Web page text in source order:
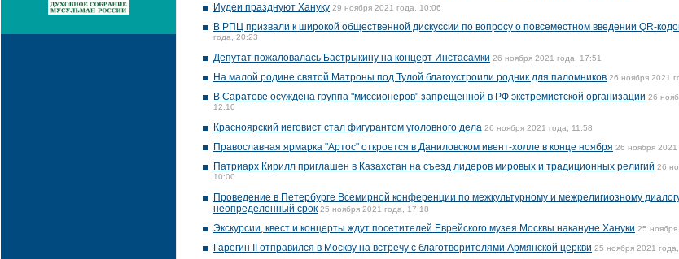
Иудеи празднуют Хануку 29 ноября 2021 года, 10:06
В РПЦ призвали к широкой общественной дискуссии по вопросу о повсеместном введении QR-
года, 20:23
Депутат пожаловалась Бастрыкину на концерт Инстасамки 26 ноября 2021 года, 17:51
На малой родине святой Матроны под Тулой благоустроили родник для паломников 26 ноября 2021
В Саратове осуждена группа "миссионеров" запрещенной в РФ экстремистской организации 26
12:10
Красноярский иеговист стал фигурантом уголовного дела 26 ноября 2021 года, 11:58
Православная ярмарка "Артос" откроется в Даниловском ивент-холле в конце ноября 26 ноября 2021
Патриарх Кирилл приглашен в Казахстан на съезд лидеров мировых и традиционных религий 26
10:00
Проведение в Петербурге Всемирной конференции по межкультурному и межрелигиозному
неопределенный срок 25 ноября 2021 года, 17:18
Экскурсии, квест и концерты ждут посетителей Еврейского музея Москвы накануне Хануки 25
Гарегин II отправился в Москву на встречу с благотворителями Армянской церкви 25 ноября 2021